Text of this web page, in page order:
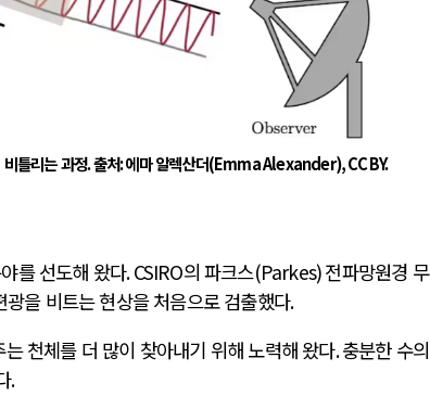
틀리는 과정.출처:에마 알렉산더(Emma Alexander), CC BY.
를 선도해 왔다. CSIRO의 파크스(Parkes)전파망원경 무
광을 비트는 현상을 처음으로 검출했다.
천체를 더 많이 찾아내기 위해 노력해 왔다.충분한 수의
.